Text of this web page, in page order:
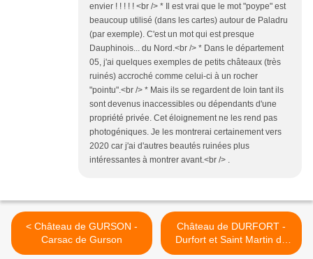
envier ! ! ! ! ! <br /> * Il est vrai que le mot "poype" est
beaucoup utilisé (dans les cartes) autour de Paladru
(par exemple). C'est un mot qui est presque
Dauphinois... du Nord.<br /> * Dans le département
05, j'ai quelques exemples de petits châteaux (très
ruinés) accroché comme celui-ci à un rocher
"pointu".<br /> * Mais ils se regardent de loin tant ils
sont devenus inaccessibles ou dépendants d'une
propriété privée. Cet éloignement ne les rend pas
photogéniques. Je les montrerai certainement vers
2020 car j'ai d'autres beautés ruinées plus
intéressantes à montrer avant.<br /> .
< Château de GURSON -
Carsac de Gurson
Château de DURFORT -
Durfort et Saint Martin de
Sossenac >